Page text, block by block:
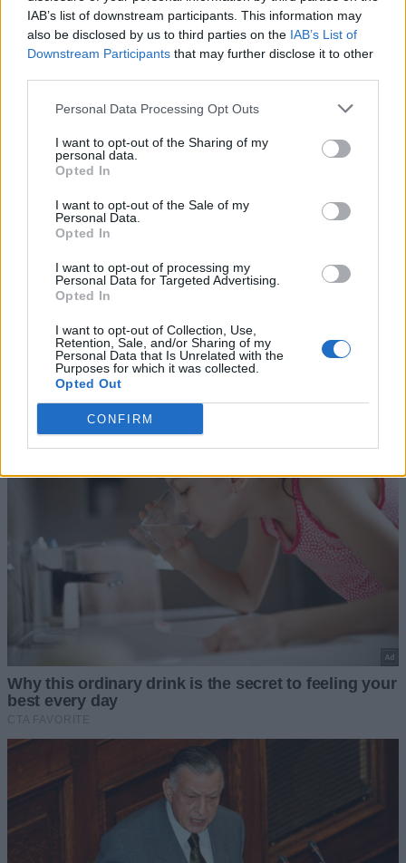
IAB’s list of downstream participants. This information may
also be disclosed by us to third parties on the IAB’s List of
Downstream Participants that may further disclose it to other
Personal Data Processing Opt Outs
I want to opt-out of the Sharing of my
personal data.
Opted In
I want to opt-out of the Sale of my
Personal Data.
Opted In
I want to opt-out of processing my
Personal Data for Targeted Advertising.
Opted In
I want to opt-out of Collection, Use,
Retention, Sale, and/or Sharing of my
Personal Data that Is Unrelated with the
Purposes for which it was collected.
Opted Out
CONFIRM